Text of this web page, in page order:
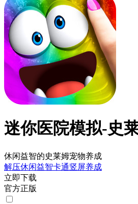
迷你医院模拟-史
休闲益智的史莱姆宠物养成
解压休闲益智卡通竖屏养成
立即下载
官方正版